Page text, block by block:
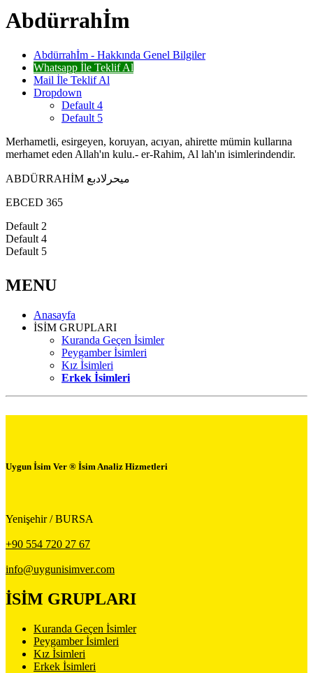
Abdürrahİm
Abdürrahİm - Hakkında Genel Bilgiler
Whatsapp İle Teklif Al
Mail İle Teklif Al
Dropdown
Default 4
Default 5
Merhametli, esirgeyen, koruyan, acıyan, ahirette mümin kullarına
merhamet eden Allah'ın kulu.- er-Rahim, Al lah'ın isimlerindendir.
ABDÜRRAHİM ميحرلادبع
EBCED 365
Default 2
Default 4
Default 5
MENU
Anasayfa
İSİM GRUPLARI
Kuranda Geçen İsimler
Peygamber İsimleri
Kız İsimleri
Erkek İsimleri
Uygun İsim Ver ® İsim Analiz Hizmetleri
Yenişehir / BURSA
+90 554 720 27 67
info@uygunisimver.com
İSİM GRUPLARI
Kuranda Geçen İsimler
Peygamber İsimleri
Kız İsimleri
Erkek İsimleri